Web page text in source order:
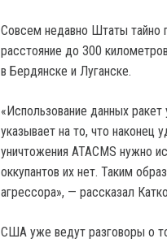
Совсем недавно Штаты тайно
расстояние до 300
в Бердянске и Луганске.
«Использование данных
указывает на то, что наконец
уничтожения ATACMS нужно
оккупантов их нет. Таким
агрессора», — рассказал
США уже ведут разговоры о